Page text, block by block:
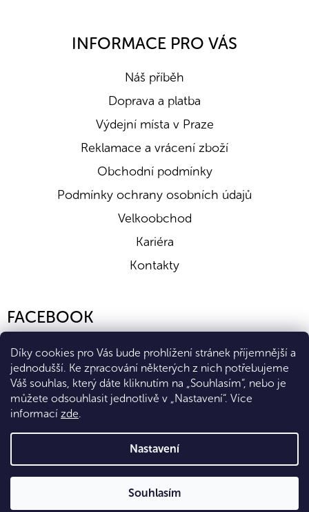
Díky cookies pro Vás bude prohlížení stránek příjemnější a
jednodušší. Ke zpracování některých z nich potřebujeme
Váš souhlas, který dáte kliknutím na „Souhlasím“, nebo je
můžete odsouhlasit jednotlivě v „Nastavení“. Více
informací zde.
Nastavení
Souhlasím
INFORMACE PRO VÁS
Náš příběh
Doprava a platba
Výdejní místa v Praze
Reklamace a vrácení zboží
Obchodní podmínky
Podmínky ochrany osobních údajů
Velkoobchod
Kariéra
Kontakty
FACEBOOK
Vytvořil Shoptet Premium
Copyright 2026Eshop Diana Company, spol. s r.o.. Všechna
práva vyhrazena.